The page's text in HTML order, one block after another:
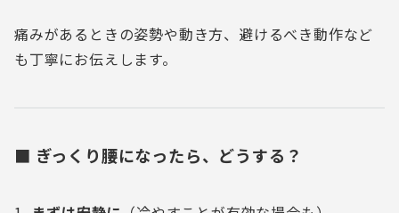
痛みがあるときの姿勢や動き方、避けるべき動作など
も丁寧にお伝えします。
■ ぎっくり腰になったら、どうする？